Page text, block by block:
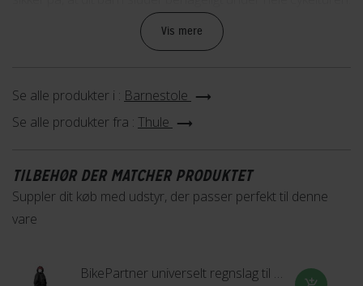
Puderne er lavet af blødt og åndbart materiale, der sikrer en
behagelig siddeoplevelse. Derudover er de nemme at
Holdbar og nem at rengøre
pæne og rene til enhver tid. Dette gør dem ideelle til
børnefamilier, der er på farten og har brug for praktiske
løsninger.
Passer til Chariot og Coaster XT
Vis mere
Se alle produkter i : Barnestole
Se alle produkter fra : Thule
TILBEHØR DER MATCHER PRODUKTET
Suppler dit køb med udstyr, der passer perfekt til denne
vare
BikePartner universelt regnslag til barnestol